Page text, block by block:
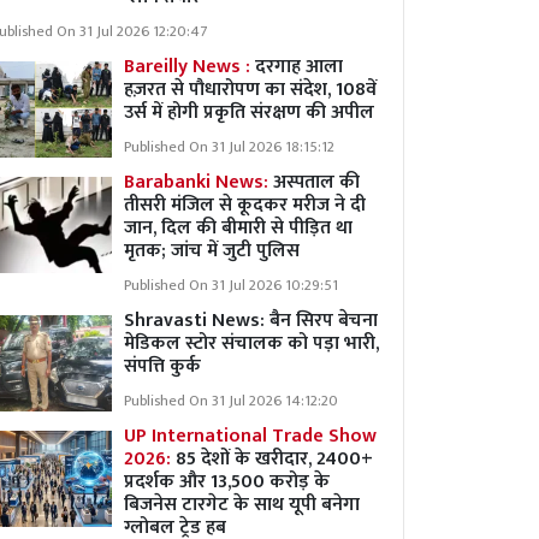
On 31 Jul 2026 12:20:47
Bareilly News :दरगाह आला
हज़रत से पौधारोपण का संदेश, 108वें
उर्स में होगी प्रकृति संरक्षण की अपील
Published On 31 Jul 2026 18:15:12
Barabanki News:अस्पताल की
तीसरी मंजिल से कूदकर मरीज ने दी
जान, दिल की बीमारी से पीड़ित था
मृतक; जांच में जुटी पुलिस
Published On 31 Jul 2026 10:29:51
Shravasti News:बैन सिरप बेचना
मेडिकल स्टोर संचालक को पड़ा भारी,
संपत्ति कुर्क
Published On 31 Jul 2026 14:12:20
UP International Trade Show
2026: 85 देशों के खरीदार, 2400+
प्रदर्शक और 13,500 करोड़ के
बिजनेस टारगेट के साथ यूपी बनेगा
ग्लोबल ट्रेड हब